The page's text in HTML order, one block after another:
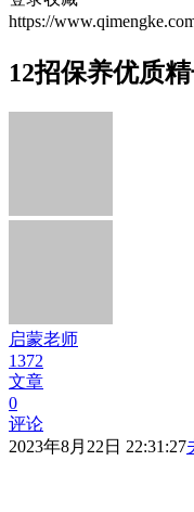
https://
12招保养优质
启蒙老师
1372
文章
0
评论
2023年8月22日 22:31:27